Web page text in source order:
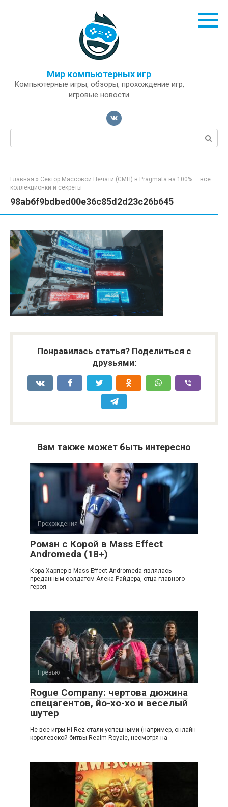
Мир компьютерных игр
Компьютерные игры, обзоры, прохождение игр,
игровые новости
Поиск:
Главная » Сектор Массовой Печати (СМП) в Pragmata на 100% — все
коллекционки и секреты
98ab6f9bdbed00e36c85d2d23c26b645
Понравилась статья? Поделиться с
друзьями:
Вам также может быть интересно
Прохождения
Роман с Корой в Mass Effect
Andromeda (18+)
Кора Харпер в Mass Effect Andromeda являлась
преданным солдатом Алека Райдера, отца главного
героя.
Превью
Rogue Company: чертова дюжина
спецагентов, йо-хо-хо и веселый
шутер
Не все игры Hi-Rez стали успешными (например, онлайн
королевской битвы Realm Royale, несмотря на